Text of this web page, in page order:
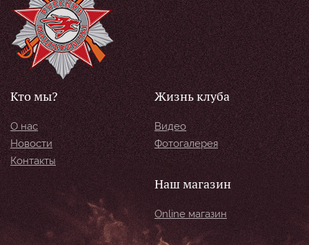
Кто мы?
О нас
Новости
Контакты
Жизнь клуба
Видео
Фотогалерея
Наш магазин
Online магазин